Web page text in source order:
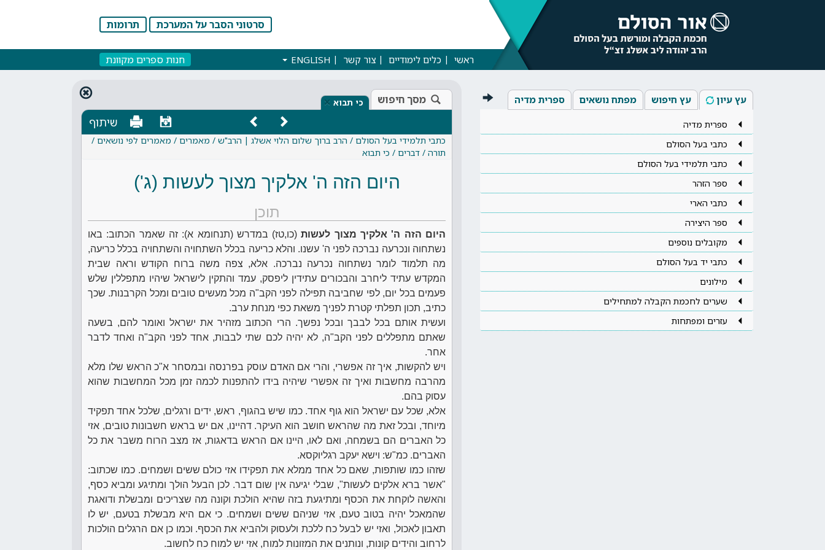
סרטוני הסבר על המערכת תרומות
ראשי כלים לימודיים צור קשר ENGLISH חנות ספרים מקוונת
עץ עיון עץ חיפוש מפתח נושאים ספרית מדיה
ספרית מדיה
כתבי בעל הסולם
כתבי תלמידי בעל הסולם
ספר הזהר
כתבי הארי
ספר היצירה
מקובלים נוספים
כתבי יד בעל הסולם
מילונים
שערים לחכמת הקבלה למתחילים
עזרים ומפתחות
מסך חיפוש כי תבוא ×
שיתוף
כתבי תלמידי בעל הסולם / הרב ברוך שלום הלוי אשלג | הרב"ש / מאמרים / מאמרים לפי נושאים /
תורה / דברים / כי תבוא
היום הזה ה' אלקיך מצוך לעשות (ג')
תוכן
היום הזה ה' אלקיך מצוך לעשות(כו,טז) במדרש (תנחומא א): זה שאמר הכתוב: באו
נשתחוה ונכרעה נברכה לפני ה' עשנו. והלא כריעה בכלל השתחויה והשתחויה בכלל כריעה,
מה תלמוד לומר נשתחוה נכרעה נברכה. אלא, צפה משה ברוח הקודש וראה שבית
המקדש עתיד ליחרב והבכורים עתידין ליפסק, עמד והתקין לישראל שיהיו מתפללין שלש
פעמים בכל יום, לפי שחביבה תפילה לפני הקב"ה מכל מעשים טובים ומכל הקרבנות. שכך
כתיב, תכון תפלתי קטרת לפניך משאת כפי מנחת ערב.
ועשית אותם בכל לבבך ובכל נפשך. הרי הכתוב מזהיר את ישראל ואומר להם, בשעה
שאתם מתפללים לפני הקב"ה, לא יהיה לכם שתי לבבות, אחד לפני הקב"ה ואחד לדבר
אחר.
ויש להקשות, איך זה אפשרי, והרי אם האדם עוסק בפרנסה ובמסחר א"כ הראש שלו מלא
מהרבה מחשבות ואיך זה אפשרי שיהיה בידו להתפנות לכמה זמן מכל המחשבות שהוא
עסוק בהם.
אלא, שכל עם ישראל הוא גוף אחד. כמו שיש בהגוף, ראש, ידים ורגלים, שלכל אחד תפקיד
מיוחד, ובכל זאת מה שהראש חושב הוא העיקר. דהיינו, אם יש בראש חשבונות טובים, אזי
כל האברים הם בשמחה, ואם לאו, היינו אם הראש בדאגות, אז מצב הרוח משבר את כל
האברים. כמ"ש: וישא יעקב רגליוקסא.
שזהו כמו שותפות, שאם כל אחד ממלא את תפקידו אזי כולם ששים ושמחים. כמו שכתוב:
"אשר ברא אלקים לעשות", שבלי יגיעה אין שום דבר. לכן הבעל הולך ומתיגע ומביא כסף,
והאשה לוקחת את הכסף ומתיגעת בזה שהיא הולכת וקונה מה שצריכים ומבשלת ודואגת
שהמאכל יהיה בטוב טעם, אזי שניהם ששים ושמחים. כי אם היא מבשלת בטעם, יש לו
תאבון לאכול, ואזי יש לבעל כח ללכת ולעסוק ולהביא את הכסף. וכמו כן אם הרגלים הולכות
לרחוב והידים קונות, ונותנים את המזונות למוח, אזי יש למוח כח לחשוב.